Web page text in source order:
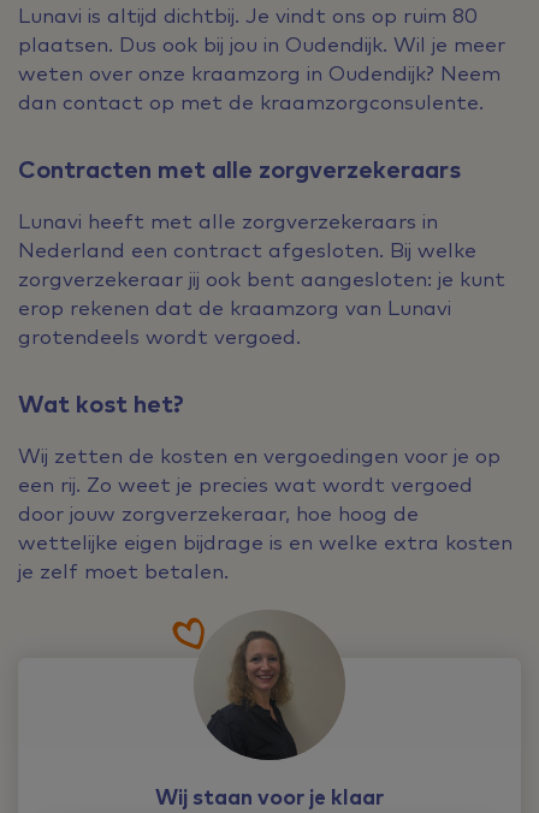
Lunavi is altijd dichtbij. Je vindt ons op ruim 80
plaatsen. Dus ook bij jou in Oudendijk. Wil je meer
weten over onze kraamzorg in Oudendijk? Neem
dan contact op met de kraamzorgconsulente.
Contracten met alle zorgverzekeraars
Lunavi heeft met alle zorgverzekeraars in
Nederland een contract afgesloten. Bij welke
zorgverzekeraar jij ook bent aangesloten: je kunt
erop rekenen dat de kraamzorg van Lunavi
grotendeels wordt vergoed.
Wat kost het?
Wij zetten de kosten en vergoedingen voor je op
een rij. Zo weet je precies wat wordt vergoed
door jouw zorgverzekeraar, hoe hoog de
wettelijke eigen bijdrage is en welke extra kosten
je zelf moet betalen.
Wij staan voor je klaar